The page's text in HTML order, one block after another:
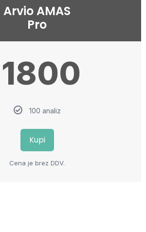
Arvio AMAS
Pro
1800
100 analiz
Kupi
Cena je brez DDV.